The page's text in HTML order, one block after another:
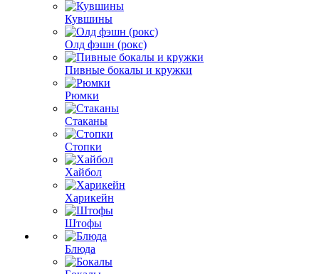
Кувшины
Олд фэшн (рокс)
Пивные бокалы и кружки
Рюмки
Стаканы
Стопки
Хайбол
Харикейн
Штофы
Блюда